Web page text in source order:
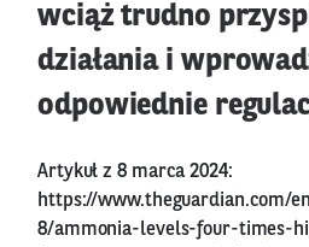
wciąż trudno
działania i
odpowiednie
Artykuł z 8 marca 2024:
https://www.theguardian.com/
8/ammonia-levels-four-times-